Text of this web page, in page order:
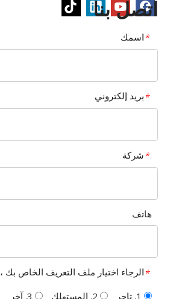
اتصل بنا
*اسمك
*بريد إلكتروني
*شركة
هاتف
*الرجاء اختيار ملف التعريف الخاص بك ، tks!